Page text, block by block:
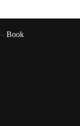
– Book